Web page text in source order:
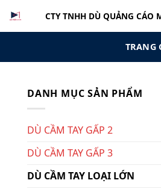
qua
CTY TNHH DÙ QUẢNG CÁO
TRANG
DANH MỤC SẢN PHẨM
DÙ CẦM TAY GẤP 2
DÙ CẦM TAY GẤP 3
DÙ CẦM TAY LOẠI LỚN